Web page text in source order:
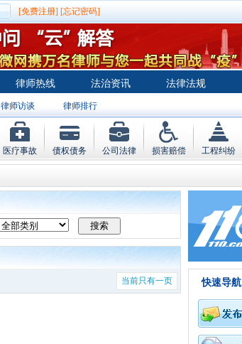
[免费注册] [忘记密码]
律师热线 法治资讯 法律法规
律师访谈 律师排行
医疗事故 债权债务 公司法律 损害赔偿 工程纠纷
当前只有一页 快速导航